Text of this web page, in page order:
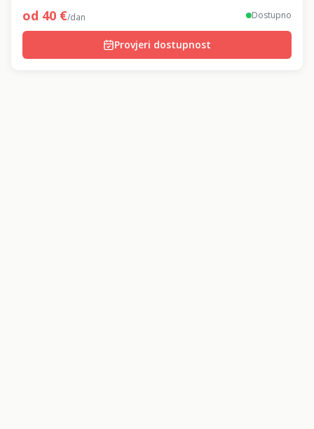
od 40 €/dan Dostupno
Provjeri dostupnost